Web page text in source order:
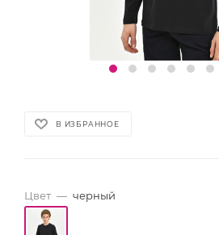
В ИЗБРАННОЕ
Цвет — черный